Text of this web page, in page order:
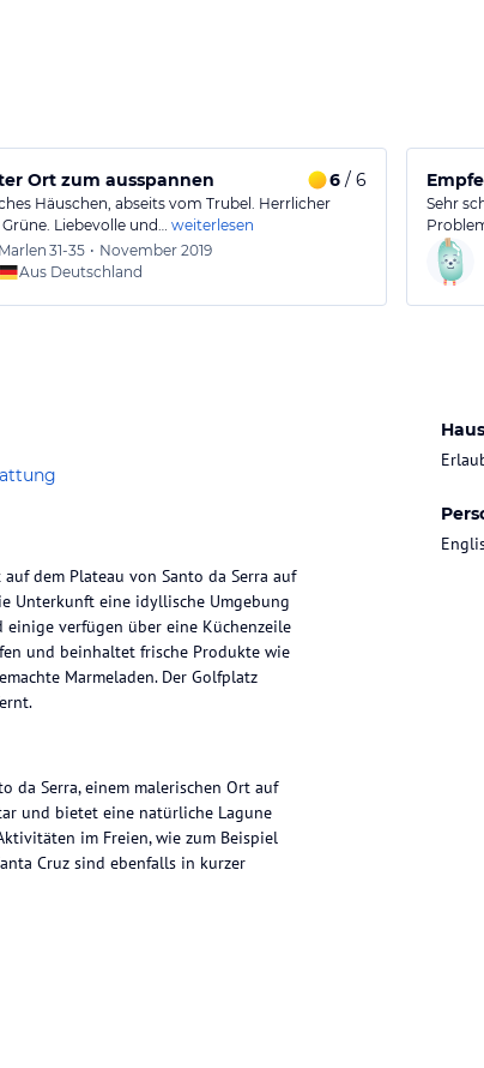
Ort zum ausspannen 6/ 6
Häuschen, abseits vom Trubel. Herrlicher
Liebevolle und…
weiterlesen
Marlen 31-35 • November 2019
Aus Deutschland
Sehr
dem Plateau von Santo da Serra auf
Unterkunft eine idyllische Umgebung
verfügen über eine Küchenzeile
und beinhaltet frische Produkte wie
Marmeladen. Der Golfplatz
da Serra, einem malerischen Ort auf
und bietet eine natürliche Lagune
im Freien, wie zum Beispiel
Cruz sind ebenfalls in kurzer
verfügen über einen Kachelofen.